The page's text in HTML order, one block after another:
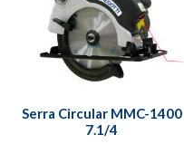
Serra Circular MMC-1400
7.1/4